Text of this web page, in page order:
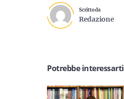
Scritto da
Redazione
Potrebbe interessarti